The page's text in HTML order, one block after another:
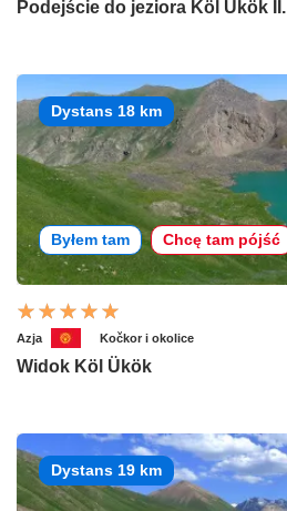
Podejście do jeziora Köl Ükök II.
Dystans 18 km
Byłem tam Chcę tam pójść
Azja Kočkor i okolice
Widok Köl Ükök
Dystans 19 km